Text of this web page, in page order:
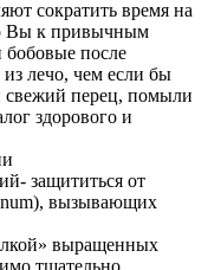
сократить время на
Вы к привычным
после
из лечо, чем если бы
перец, помыли
здорового и
защититься от
вызывающих
выращенных
тщательно